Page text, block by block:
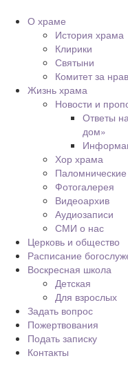
О храме
История храма
Клирики
Святыни
Комитет за
Жизнь храма
Новости и
Ответы
дом»
Хор храма
Паломнические
Фотогалерея
Видеоархив
Аудиозаписи
СМИ о нас
Церковь и общество
Расписание
Воскресная школа
Детская
Для взрослых
Задать вопрос
Пожертвования
Подать записку
Контакты